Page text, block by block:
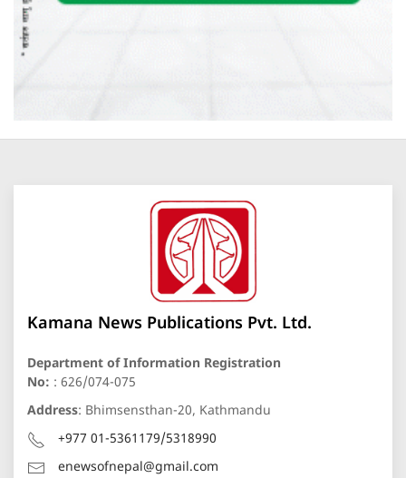
Kamana News Publications Pvt. Ltd.
Department of Information Registration
No: : 626/074-075
Address: Bhimsensthan-20, Kathmandu
+977 01-5361179/5318990
enewsofnepal@gmail.com